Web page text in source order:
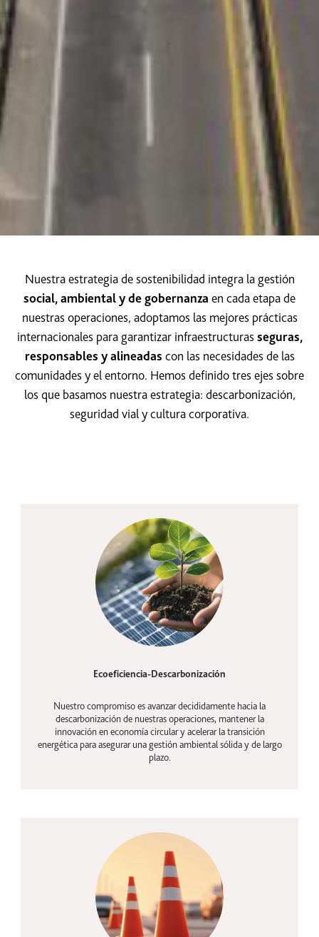
Nuestra estrategia de sostenibilidad integra la gestión
social, ambiental y de gobernanza en cada etapa de
nuestras operaciones, adoptamos las mejores prácticas
internacionales para garantizar infraestructuras seguras,
responsables y alineadas con las necesidades de las
comunidades y el entorno. Hemos definido tres ejes sobre
los que basamos nuestra estrategia: descarbonización,
seguridad vial y cultura corporativa.
Descarbonización
Ecoeficiencia-Descarbonización
Nuestro compromiso es avanzar decididamente hacia la
descarbonización de nuestras operaciones, mantener la
innovación en economía circular y acelerar la transición
energética para asegurar una gestión ambiental sólida y de largo
plazo.